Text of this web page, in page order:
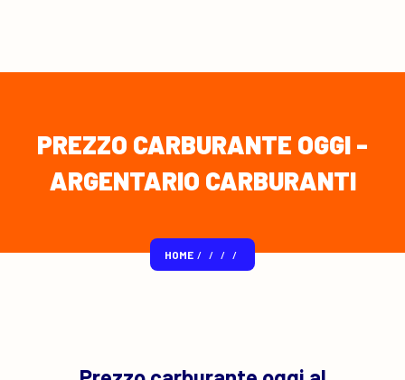
PREZZO CARBURANTE OGGI -
ARGENTARIO CARBURANTI
HOME / / / /